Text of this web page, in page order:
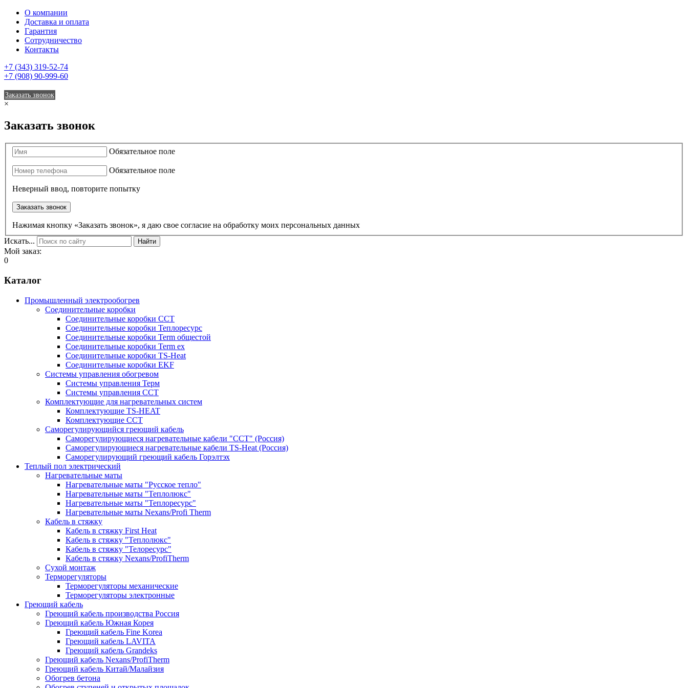
О компании
Доставка и оплата
Гарантия
Сотрудничество
Контакты
+7 (343) 319-52-74
+7 (908) 90-999-60
Заказать звонок
×
Заказать звонок
Обязательное поле
Обязательное поле
Неверный ввод, повторите попытку
Заказать звонок
Нажимая кнопку «Заказать звонок», я даю свое согласие на обработку моих персональных данных
Искать...
Найти
Мой заказ:
0
Каталог
Промышленный электрообогрев
Соединительные коробки
Соединительные коробки ССТ
Соединительные коробки Теплоресурс
Соединительные коробки Term общестой
Соединительные коробки Term ex
Соединительные коробки TS-Heat
Соединительные коробки EKF
Системы управления обогревом
Системы управления Терм
Системы управления ССТ
Комплектующие для нагревательных систем
Комплектующие TS-HEAT
Комплектующие ССТ
Саморегулирующийся греющий кабель
Саморегулирующиеся нагревательные кабели "ССТ" (Россия)
Саморегулирующиеся нагревательные кабели TS-Heat (Россия)
Саморегулирующий греющий кабель Горэлтэх
Теплый пол электрический
Нагревательные маты
Нагревательные маты "Русское тепло"
Нагревательные маты "Теплолюкс"
Нагревательные маты "Теплоресурс"
Нагревательные маты Nexans/Profi Therm
Кабель в стяжку
Кабель в стяжку First Heat
Кабель в стяжку "Теплолюкс"
Кабель в стяжку "Телоресурс"
Кабель в стяжку Nexans/ProfiTherm
Сухой монтаж
Терморегуляторы
Терморегуляторы механические
Терморегуляторы электронные
Греющий кабель
Греющий кабель производства Россия
Греющий кабель Южная Корея
Греющий кабель Fine Korea
Греющий кабель LAVITA
Греющий кабель Grandeks
Греющий кабель Nexans/ProfiTherm
Греющий кабель Китай/Малайзия
Обогрев бетона